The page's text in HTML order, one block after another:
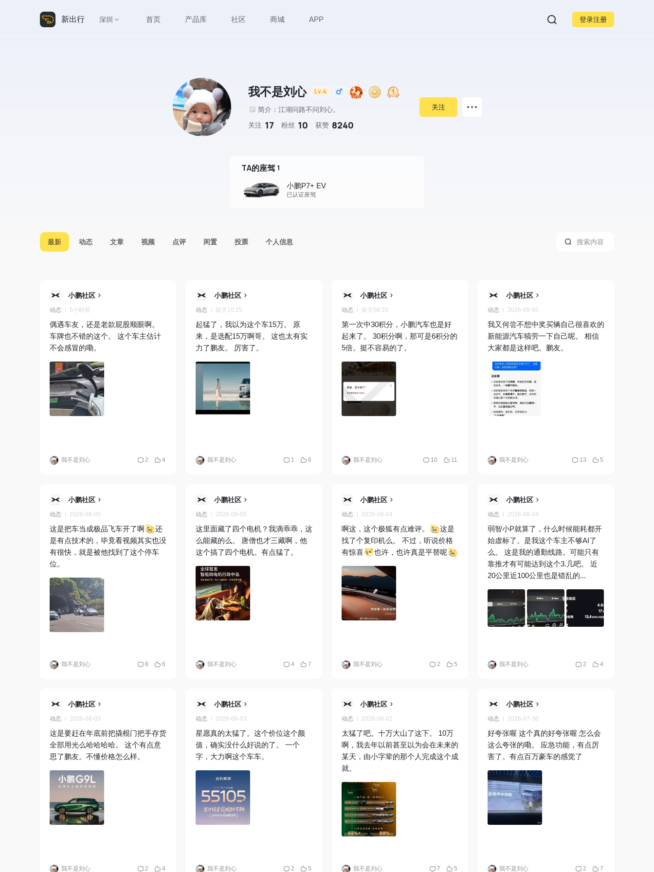
新出行 深圳 首页 产品库 社区 商城 APP 登录注册
我不是刘心 Lv.4
简介：江湖问路不问刘心。
关注 17 粉丝 10 获赞 8240
关注
TA的座驾 1
小鹏P7+ EV
已认证座驾
最新 动态 文章 视频 点评 闲置 投票 个人信息
小鹏社区
动态 5小时前
偶遇车友，还是老款屁股顺眼啊。
车牌也不错的这个。 这个车主估计
不会感冒的嘞。
我不是刘心 2 4
小鹏社区
动态 前天10:25
起猛了，我以为这个车15万。 原
来，是选配15万啊哥。 这也太有实
力了鹏友。 厉害了。
我不是刘心 1 6
小鹏社区
动态 前天08:20
第一次中30积分，小鹏汽车也是好
起来了。 30积分啊，那可是6积分的
5倍。挺不容易的了。
我不是刘心 10 11
小鹏社区
动态 2026-08-05
我又何尝不想中奖买辆自己很喜欢的
新能源汽车犒劳一下自己呢。 相信
大家都是这样吧。鹏友。
我不是刘心 13 5
小鹏社区
动态 2026-08-05
这是把车当成极品飞车开了啊
还
是有点技术的，毕竟看视频其实也没
有很快，就是被他找到了这个停车
位。
我不是刘心 8 6
小鹏社区
动态 2026-08-05
这里面藏了四个电机？我滴乖乖，这
么能藏的么。 唐僧也才三藏啊，他
这个搞了四个电机。有点猛了。
我不是刘心 4 7
小鹏社区
动态 2026-08-04
啊这，这个极狐有点难评。
这是
找了个复印机么。 不过，听说价格
有惊喜
也许，也许真是平替呢
我不是刘心 2 5
小鹏社区
动态 2026-08-04
弱智小P就算了，什么时候能耗都开
始虚标了。是我这个车主不够AI了
么。 这是我的通勤线路。可能只有
靠推才有可能达到这个3.几吧。 近
20公里近100公里也是错乱的...
我不是刘心 2 4
小鹏社区
动态 2026-08-03
这是要赶在年底前把撬棍门把手存货
全部用光么哈哈哈哈。 这个有点意
思了鹏友。不懂价格怎么样。
我不是刘心 2 4
小鹏社区
动态 2026-08-03
星愿真的太猛了。这个价位这个颜
值，确实没什么好说的了。 一个
字，大力啊这个车车。
我不是刘心 2 5
小鹏社区
动态 2026-08-01
太猛了吧。十万大山了这下。 10万
啊，我去年以前甚至以为会在未来的
某天，由小字辈的那个人完成这个成
就。
我不是刘心 7 5
小鹏社区
动态 2026-07-30
好夸张喔 这个真的好夸张喔 怎么会
这么夸张的嘞。 应急功能，有点厉
害了。有点百万豪车的感觉了
我不是刘心 2 7